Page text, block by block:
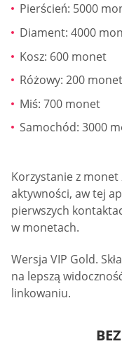
Pierścień: 5000
Diament: 4000
Kosz: 600 monet
Różowy: 200 monet
Miś: 700 monet
Samochód: 3000
Korzystanie z
aktywności, aw tej
pierwszych
w monetach.
Wersja VIP Gold.
na lepszą
linkowaniu.